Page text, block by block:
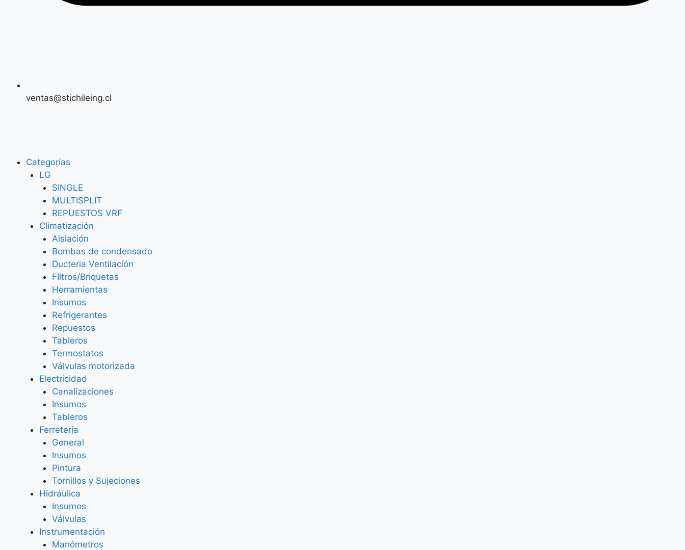
ventas@stichileing.cl
Categorías
LG
SINGLE
MULTISPLIT
REPUESTOS VRF
Climatización
Aislación
Bombas de condensado
Ducteria Ventilación
FIltros/Briquetas
Herramientas
Insumos
Refrigerantes
Repuestos
Tableros
Termostatos
Válvulas motorizada
Electricidad
Canalizaciones
Insumos
Tableros
Ferretería
General
Insumos
Pintura
Tornillos y Sujeciones
Hidráulica
Insumos
Válvulas
Instrumentación
Manómetros